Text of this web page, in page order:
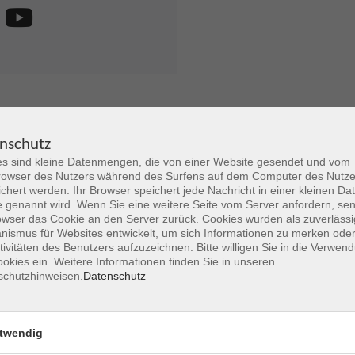
Ort Dozent
Datum aufsteigend
laden
sind kleine Datenmengen, die von einer Website gesendet und vom
des Nutzers während des Surfens auf dem Computer des
werden. Ihr Browser speichert jede Nachricht in einer kleinen
genannt wird. Wenn Sie eine weitere Seite vom Server anfordern,
das Cookie an den Server zurück. Cookies wurden als
für Websites entwickelt, um sich Informationen zu merken
des Benutzers aufzuzeichnen. Bitte willigen Sie in die
ein. Weitere Informationen finden Sie in unseren
Datenschutz